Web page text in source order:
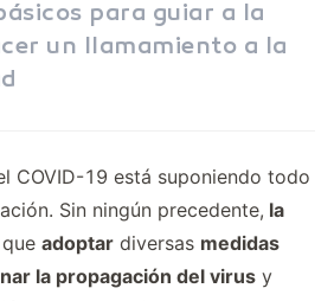
para guiar a la
un llamamiento a la
COVID-19 está suponiendo todo
Sin ningún precedente, la
adoptar diversas medidas
la propagación del virus y